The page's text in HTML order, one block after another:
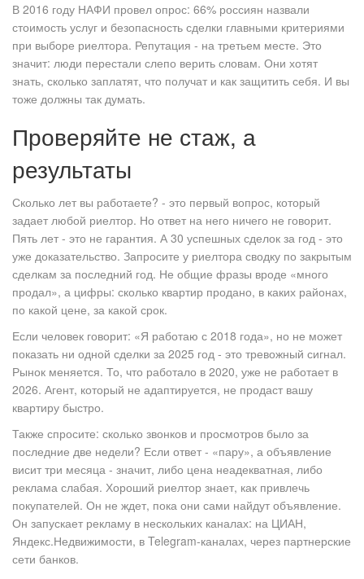
В 2016 году НАФИ провел опрос: 66% россиян назвали
стоимость услуг и безопасность сделки главными критериями
при выборе риелтора. Репутация - на третьем месте. Это
значит: люди перестали слепо верить словам. Они хотят
знать, сколько заплатят, что получат и как защитить себя. И вы
тоже должны так думать.
Проверяйте не стаж, а
результаты
Сколько лет вы работаете? - это первый вопрос, который
задает любой риелтор. Но ответ на него ничего не говорит.
Пять лет - это не гарантия. А 30 успешных сделок за год - это
уже доказательство. Запросите у риелтора сводку по закрытым
сделкам за последний год. Не общие фразы вроде «много
продал», а цифры: сколько квартир продано, в каких районах,
по какой цене, за какой срок.
Если человек говорит: «Я работаю с 2018 года», но не может
показать ни одной сделки за 2025 год - это тревожный сигнал.
Рынок меняется. То, что работало в 2020, уже не работает в
2026. Агент, который не адаптируется, не продаст вашу
квартиру быстро.
Также спросите: сколько звонков и просмотров было за
последние две недели? Если ответ - «пару», а объявление
висит три месяца - значит, либо цена неадекватная, либо
реклама слабая. Хороший риелтор знает, как привлечь
покупателей. Он не ждет, пока они сами найдут объявление.
Он запускает рекламу в нескольких каналах: на ЦИАН,
Яндекс.Недвижимости, в Telegram-каналах, через партнерские
сети банков.